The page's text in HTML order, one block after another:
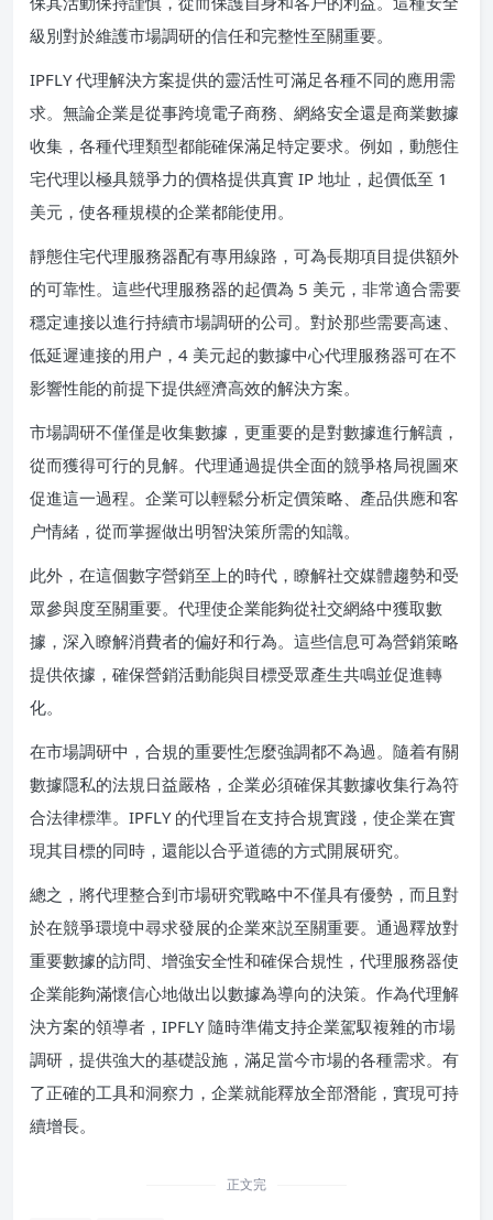
級別對於維護市場調研的信任和完整性至關重要。
IPFLY 代理解決方案提供的靈活性可滿足各種不同的應用需
求。無論企業是從事跨境電子商務、網絡安全還是商業數據
收集，各種代理類型都能確保滿足特定要求。例如，動態住
宅代理以極具競爭力的價格提供真實 IP 地址，起價低至 1
美元，使各種規模的企業都能使用。
靜態住宅代理服務器配有專用線路，可為長期項目提供額外
的可靠性。這些代理服務器的起價為 5 美元，非常適合需要
穩定連接以進行持續市場調研的公司。對於那些需要高速、
低延遲連接的用户，4 美元起的數據中心代理服務器可在不
影響性能的前提下提供經濟高效的解決方案。
市場調研不僅僅是收集數據，更重要的是對數據進行解讀，
從而獲得可行的見解。代理通過提供全面的競爭格局視圖來
促進這一過程。企業可以輕鬆分析定價策略、產品供應和客
户情緒，從而掌握做出明智決策所需的知識。
此外，在這個數字營銷至上的時代，瞭解社交媒體趨勢和受
眾參與度至關重要。代理使企業能夠從社交網絡中獲取數
據，深入瞭解消費者的偏好和行為。這些信息可為營銷策略
提供依據，確保營銷活動能與目標受眾產生共鳴並促進轉
化。
在市場調研中，合規的重要性怎麼強調都不為過。隨着有關
數據隱私的法規日益嚴格，企業必須確保其數據收集行為符
合法律標準。IPFLY 的代理旨在支持合規實踐，使企業在實
現其目標的同時，還能以合乎道德的方式開展研究。
總之，將代理整合到市場研究戰略中不僅具有優勢，而且對
於在競爭環境中尋求發展的企業來説至關重要。通過釋放對
重要數據的訪問、增強安全性和確保合規性，代理服務器使
企業能夠滿懷信心地做出以數據為導向的決策。作為代理解
決方案的領導者，IPFLY 隨時準備支持企業駕馭複雜的市場
調研，提供強大的基礎設施，滿足當今市場的各種需求。有
了正確的工具和洞察力，企業就能釋放全部潛能，實現可持
續增長。
正文完